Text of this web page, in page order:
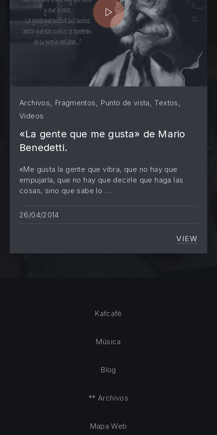
Archivos, Fragmentos, Punto de vista,Textos,
Videos
«La gente que me gusta» de Mario
Benedetti.
«Me gusta la gente que vibra, que no hay que
empujarla, que no hay que decirle que haga las
cosas, sino que sabe lo …
26/04/2014
VIEW
«LA
Kafcafé
Música
Blog
** Archivos
Mapa Web
PREVIOUS